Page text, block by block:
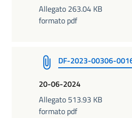
Allegato 263.04 KB
formato pdf
DF-2023-00306-
20-06-2024
Allegato 513.93 KB
formato pdf